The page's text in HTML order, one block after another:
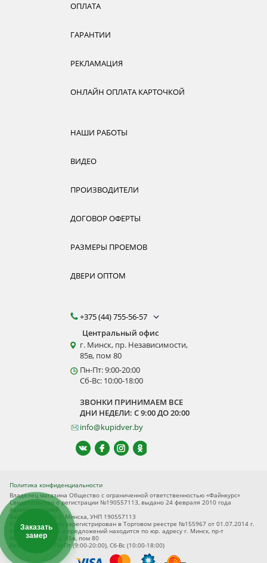
ОПЛАТА
ГАРАНТИИ
РЕКЛАМАЦИЯ
ОНЛАЙН ОПЛАТА КАРТОЧКОЙ
НАШИ РАБОТЫ
ВИДЕО
ПРОИЗВОДИТЕЛИ
ДОГОВОР ОФЕРТЫ
РАЗМЕРЫ ПРОЕМОВ
ДВЕРИ ОПТОМ
+375 (44) 755-56-57
Центральный офис
г. Минск, пр. Независимости,
85в, пом 80
Пн-Пт: 9:00-20:00
Сб-Вс: 10:00-18:00
ЗВОНКИ ПРИНИМАЕМ ВСЕ
ДНИ НЕДЕЛИ: С 9:00 ДО 20:00
info@kupidver.by
Политика конфиденциальности
Владелец магазина Общество с ограниченной ответственностью «Файнкурс»
Свидетельство о регистрации №190557113, выдано 24 февраля 2010 года
Администрацией
Заводского р-на г. Минска, УНП 190557113
Интернет-магазин зарегистрирован в Торговом реестре №155967 от 01.07.2014 г.
Книга замечаний и предложений находится по юр. адресу г. Минск, пр-т
Независимости, д. 85в, пом 80
Режим работы Пн-Пт (9:00-20:00), Сб-Вс (10:00-18:00)
Заказать
замер